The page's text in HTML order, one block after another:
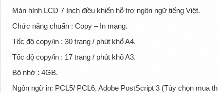
Màn hình LCD 7 Inch điều khiển hỗ trợ ngôn ngữ tiếng Việt.
Chức năng chuẩn : Copy – In mạng.
Tốc độ copy/in : 30 trang / phút khổ A4.
Tốc độ copy/in : 17 trang / phút khổ A3.
Bộ nhớ : 4GB.
Ngôn ngữ in: PCL5/ PCL6, Adobe PostScript 3 (Tùy chọn mua